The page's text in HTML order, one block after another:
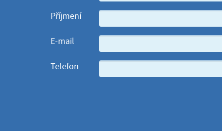
Příjmení
E-mail
Telefon